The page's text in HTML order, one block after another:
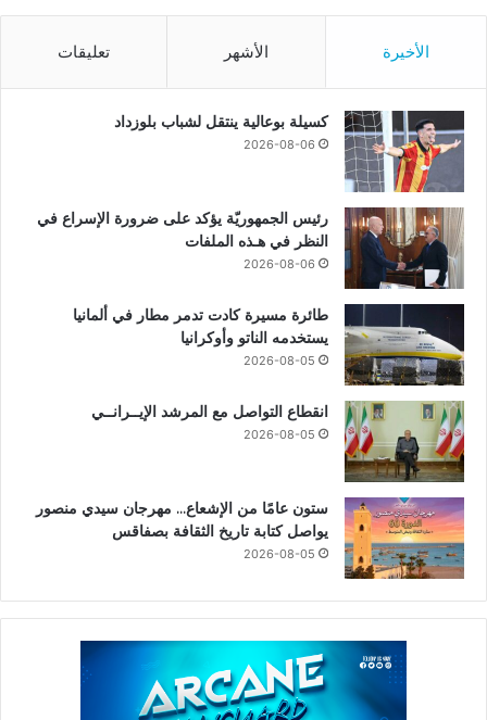
الأخيرة الأشهر تعليقات
كسيلة بوعالية ينتقل لشباب بلوزداد
2026-08-06
رئيس الجمهوريّة يؤكد على ضرورة الإسراع في
النظر في هـذه الملفات
2026-08-06
طائرة مسيرة كادت تدمر مطار في ألمانيا
يستخدمه الناتو وأوكرانيا
2026-08-05
انقطاع التواصل مع المرشد الإيــرانــي
2026-08-05
ستون عامًا من الإشعاع… مهرجان سيدي منصور
يواصل كتابة تاريخ الثقافة بصفاقس
2026-08-05